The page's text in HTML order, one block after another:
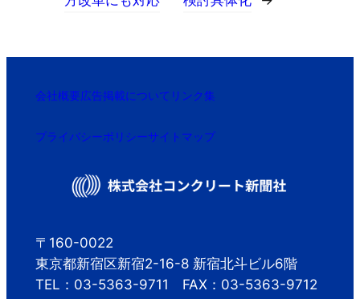
会社概要広告掲載について リンク集
プライバシーポリシーサイトマップ
〒160-0022
東京都新宿区新宿2-16-8 新宿北斗ビル6階
TEL：03-5363-9711 FAX：03-5363-9712